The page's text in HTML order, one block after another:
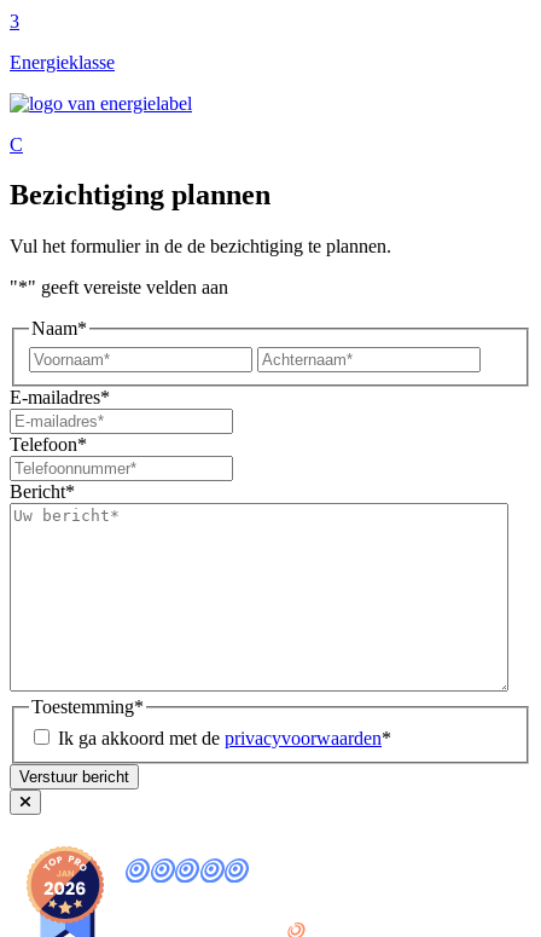
3
Energieklasse
C
Bezichtiging plannen
Vul het formulier in de de bezichtiging te plannen.
"*" geeft vereiste velden aan
Naam*
Voornaam*
E-mailadres*
Telefoon*
Bericht*
Toestemming*
Ik ga akkoord met de privacyvoorwaarden*